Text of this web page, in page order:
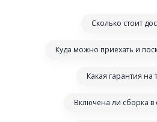
Сколько стоит
Куда можно приехать и
Какая гарантия на
Включена ли сборка в